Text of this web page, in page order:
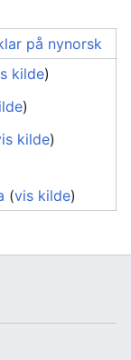
på nynorsk
kilde)
)
kilde)
(vis kilde)